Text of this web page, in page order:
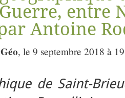
entre
Antoine
, le 9 septembre 2018 à
de Saint-